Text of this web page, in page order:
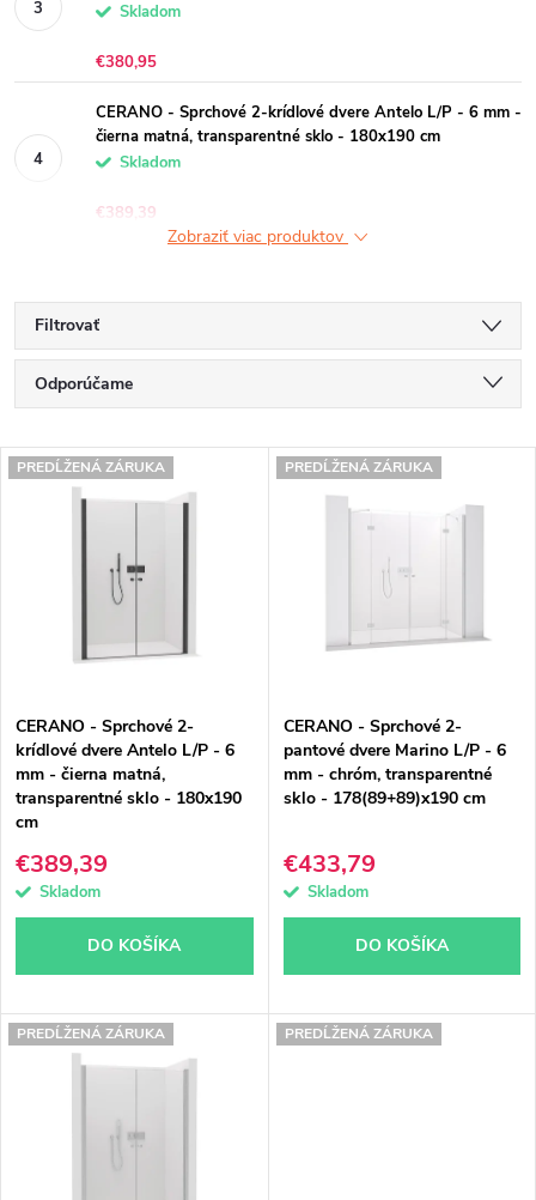
Skladom
€380,95
CERANO - Sprchové 2-krídlové dvere Antelo L/P - 6 mm -
čierna matná, transparentné sklo - 180x190 cm
Skladom
€389,39
Zobraziť viac produktov
Filtrovať
R
d
p
r
o
d
u
t
o
Odporúčame
Najdrahšie
V
r
o
d
u
t
o
PREDĹŽENÁ ZÁRUKA
CERANO - Sprchové 2-
krídlové dvere Antelo L/P - 6
mm - čierna matná,
transparentné sklo - 180x190
cm
€389,39
Skladom
DO KOŠÍKA
PREDĹŽENÁ ZÁRUKA
CERANO - Sprchové 2-
pantové dvere Marino L/P - 6
mm - chróm, transparentné
sklo - 178(89+89)x190 cm
€433,79
Skladom
DO KOŠÍKA
PREDĹŽENÁ ZÁRUKA PREDĹŽENÁ ZÁRUKA